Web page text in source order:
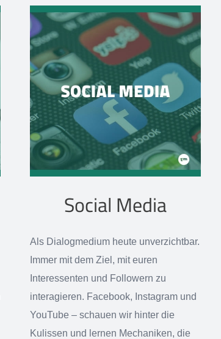
Social Media
Als Dialogmedium heute unverzichtbar.
Immer mit dem Ziel, mit euren
Interessenten und Followern zu
interagieren. Facebook, Instagram und
YouTube – schauen wir hinter die
Kulissen und lernen Mechaniken, die